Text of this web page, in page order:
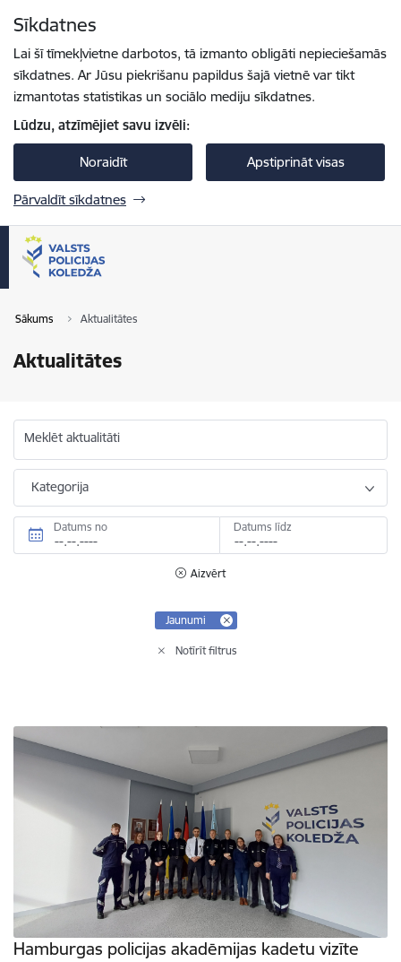
Sīkdatnes
Lai šī tīmekļvietne darbotos, tā izmanto obligāti nepieciešamās
sīkdatnes. Ar Jūsu piekrišanu papildus šajā vietnē var tikt
izmantotas statistikas un sociālo mediju sīkdatnes.
Lūdzu, atzīmējiet savu izvēli:
Noraidīt Apstiprināt visas
Pārvaldīt sīkdatnes
Sākums Aktualitātes
Aktualitātes
Meklēt aktualitāti
Kategorija
Datums no Datums līdz
Aizvērt
Jaunumi
Notīrīt filtrus
Hamburgas policijas akadēmijas kadetu vizīte